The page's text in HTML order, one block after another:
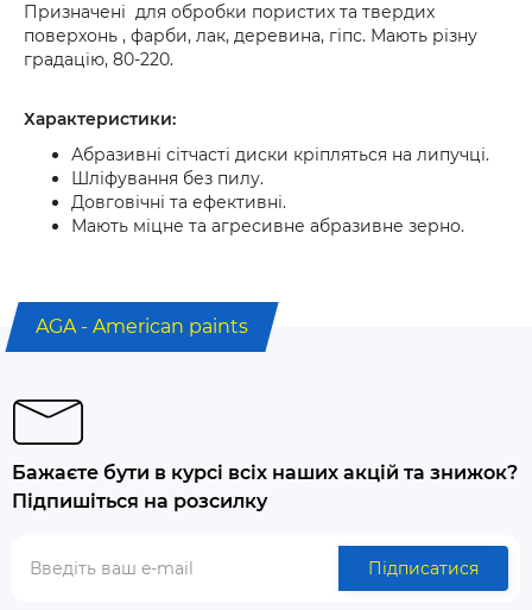
Призначені для обробки пористих та твердих
поверхонь , фарби, лак, деревина, гіпс. Мають різну
градацію, 80-220.
Характеристики:
Абразивні сітчасті диски кріпляться на липучці.
Шліфування без пилу.
Довговічні та ефективні.
Мають міцне та агресивне абразивне зерно.
AGA - American paints
Бажаєте бути в курсі всіх наших акцій та знижок?
Підпишіться на розсилку
Підписатися